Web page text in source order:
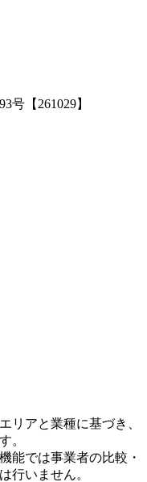
号【261029】
リアと業種に基づき、
。
能では事業者の比較・
行いません。